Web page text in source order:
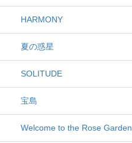
HARMONY
夏の惑星
SOLITUDE
宝島
Welcome to the Rose Garden